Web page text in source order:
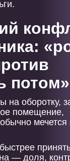
потом»
на оборотку,
помещение,
— доля,